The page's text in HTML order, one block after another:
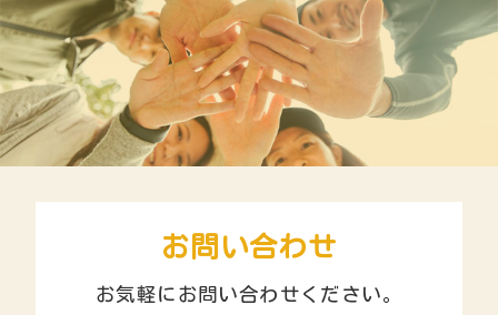
お問い合わせ
お気軽にお問い合わせください。